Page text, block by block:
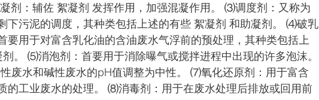
剂：辅佐 絮凝剂 发挥作用，加强混凝作用。 ⑶调度剂：又称为
下污泥的调度，其种类包括上述的有些 絮凝剂 和助凝剂。 ⑷破乳
要用于对富含乳化油的含油废水气浮前的预处理，其种类包括上
。 ⑸消泡剂：首要用于消除曝气或搅拌进程中出现的许多泡沫。
废水和碱性废水的pH值调整为中性。 ⑺氧化还原剂：用于富含
的工业废水的处理。 ⑻消毒剂：用于在废水处理后排放或回用前